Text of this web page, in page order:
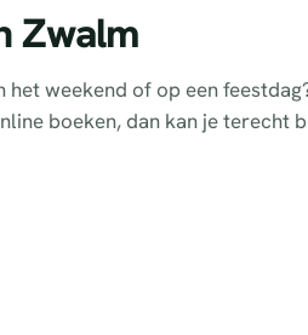
Zwalm
weekend of op een
boeken, dan kan je terecht